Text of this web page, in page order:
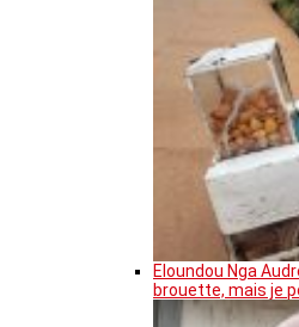
Eloundou Nga
brouette, mais je